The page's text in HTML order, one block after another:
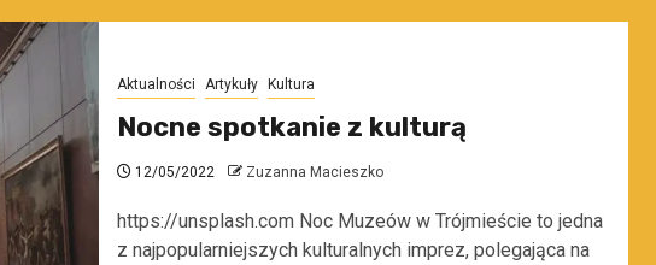
Aktualności Artykuły Kultura
Nocne spotkanie z kulturą
12/05/2022 Zuzanna Macieszko
https://unsplash.com Noc Muzeów w Trójmieście to jedna
z najpopularniejszych kulturalnych imprez, polegająca na